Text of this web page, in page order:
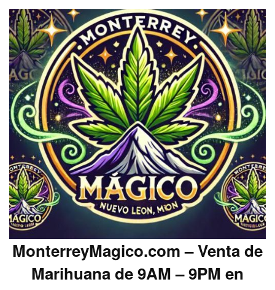
MonterreyMagico.com – Venta de
Marihuana de 9AM – 9PM en